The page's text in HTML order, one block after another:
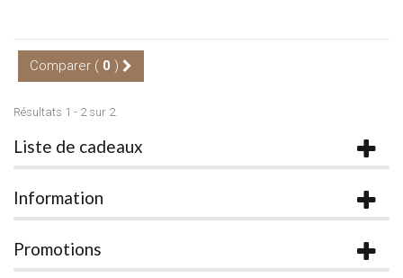
Comparer ( 0 )
Résultats 1 - 2 sur 2.
Liste de cadeaux
Information
Promotions